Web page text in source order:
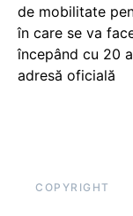
de mobilitate
în care se va
începând cu 20
adresă oficială
COPYRIGHT